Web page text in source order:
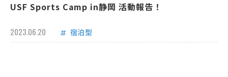
USF Sports Camp in静岡 活動報告！
2023.06.20 宿泊型